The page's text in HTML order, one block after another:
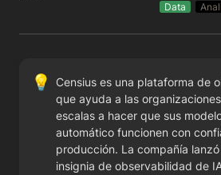
Data
💡
Censius es una plataforma de
que ayuda a las
escalas a hacer que sus
automático funcionen con
producción. La compañía
insignia de observabilidad de